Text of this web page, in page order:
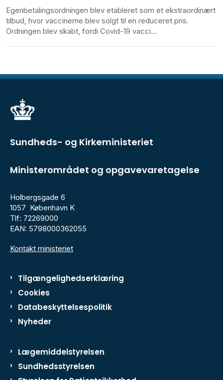
Egenbetalingsordningen blev etableret som et ekstraordinært
tilbud, hvor vaccinerne blev solgt til en reduceret pris.
Ordningen blev skabt, fordi Covid-19 vacci...
Sundheds- og Kirkeministeriet
Ministerområdet og opgavevaretagelse
Holbergsgade 6
1057 København K
Tlf: 72269000
EAN: 5798000362055
Kontakt ministeriet
Tilgængelighedserklæring
Cookies
Databeskyttelsespolitik
Nyheder
Lægemiddelstyrelsen
Sundhedsstyrelsen